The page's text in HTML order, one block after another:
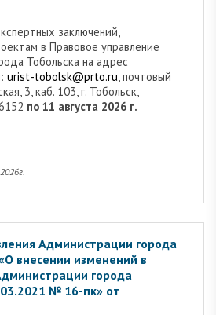
заключений,
в Правовое управление
Тобольска на адрес
urist-tobolsk@prto.ru, почтовый
3, каб. 103, г. Тобольск,
по 11 августа 2026 г.
Администрации города
внесении изменений в
города
№ 16-пк» от